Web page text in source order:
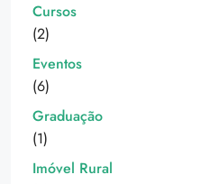
Cursos
(2)
Eventos
(6)
Graduação
(1)
Imóvel Rural